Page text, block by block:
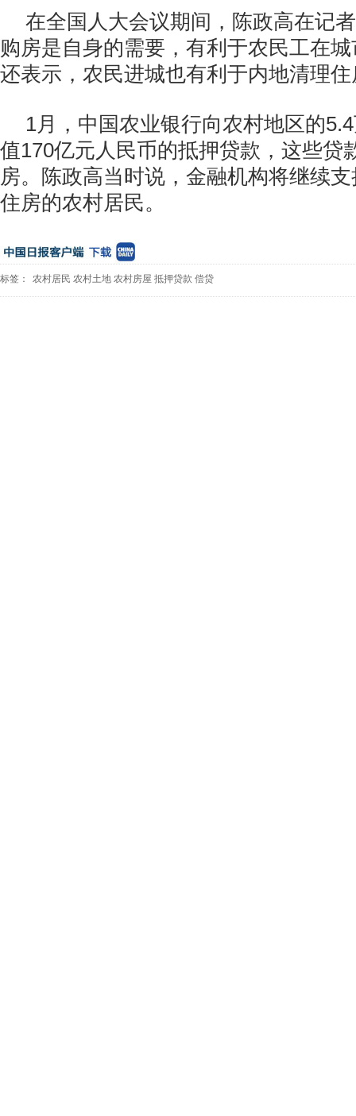
在全国人大会议期间，陈政高在记
购房是自身的需要，有利于农民工在
还表示，农民进城也有利于内地清理
1月，中国农业银行向农村地区的
值170亿元人民币的抵押贷款，这些贷
房。陈政高当时说，金融机构将继续
住房的农村居民。
标签： 农村居民 农村土地 农村房屋 抵押贷款 偿贷